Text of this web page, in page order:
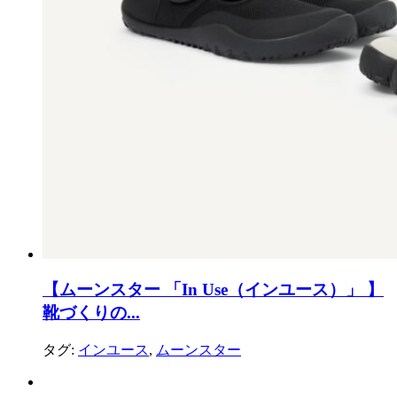
【ムーンスター 「In Use（インユース）」 】
靴づくりの...
タグ: インユース, ムーンスター